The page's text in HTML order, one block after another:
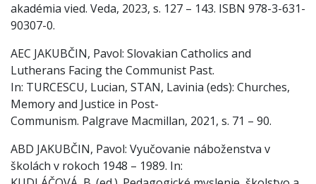
akadémia vied. Veda, 2023, s. 127 – 143. ISBN 978-3-631-
90307-0.
AEC JAKUBČIN, Pavol: Slovakian Catholics and
Lutherans Facing the Communist Past.
In: TURCESCU, Lucian, STAN, Lavinia (eds): Churches,
Memory and Justice in Post-
Communism. Palgrave Macmillan, 2021, s. 71 – 90.
ABD JAKUBČIN, Pavol: Vyučovanie náboženstva v
školách v rokoch 1948 – 1989. In: